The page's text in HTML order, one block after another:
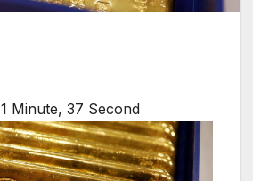
1 Minute, 37 Second